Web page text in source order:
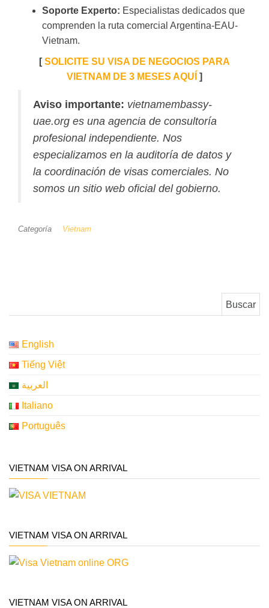
Soporte Experto: Especialistas dedicados que
comprenden la ruta comercial Argentina-EAU-
Vietnam.
[SOLICITE SU VISA DE NEGOCIOS PARA
VIETNAM DE 3 MESES AQUÍ ]
Aviso importante: vietnamembassy-
uae.org es una agencia de consultoría
profesional independiente. Nos
especializamos en la auditoría de datos y
la coordinación de visas comerciales. No
somos un sitio web oficial del gobierno.
Categoría Vietnam
English
Tiếng Việt
العربية
Italiano
Português
VIETNAM VISA ON ARRIVAL
VIETNAM VISA ON ARRIVAL
VIETNAM VISA ON ARRIVAL